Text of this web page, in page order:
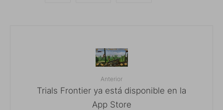
Anterior
Trials Frontier ya está disponible en la
App Store